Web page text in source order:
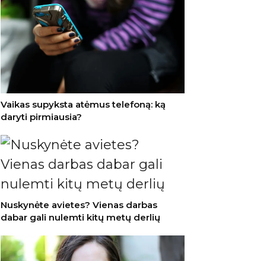
Vaikas supyksta atėmus telefoną: ką
daryti pirmiausia?
Nuskynėte avietes? Vienas darbas
dabar gali nulemti kitų metų derlių